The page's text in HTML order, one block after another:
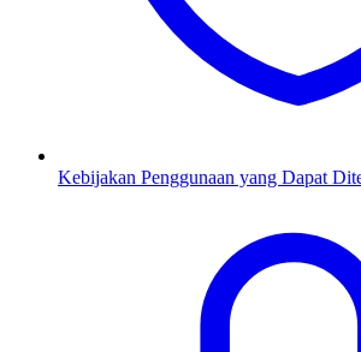
Kebijakan Penggunaan yang Dapat